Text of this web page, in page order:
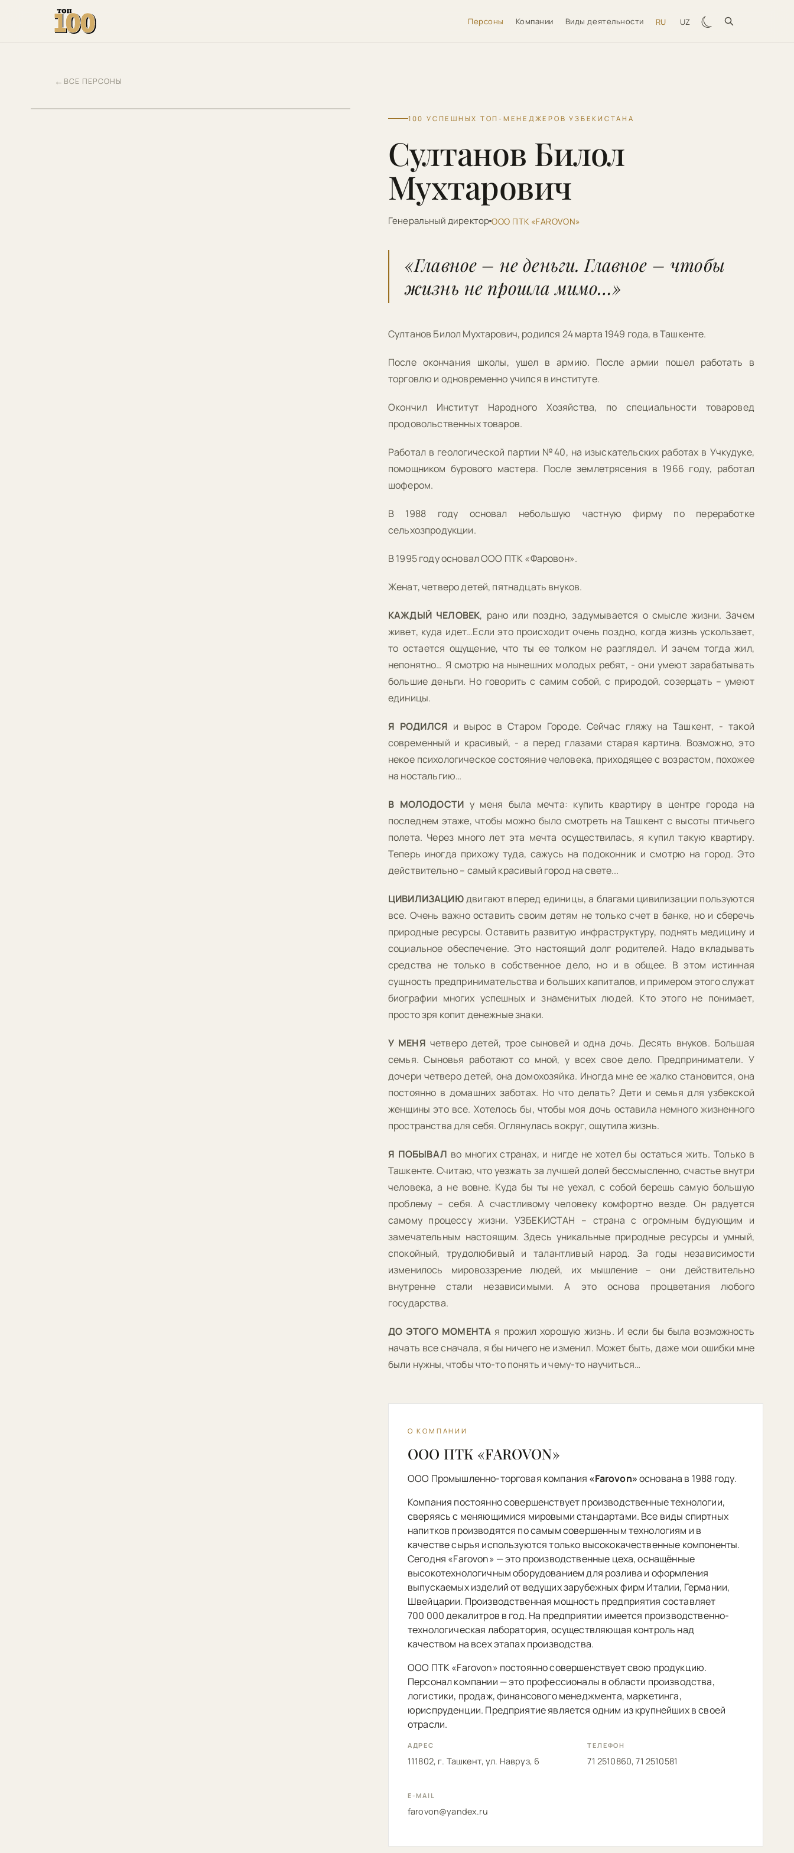
Персоны Компании Виды деятельности RU UZ ☾
← ВСЕ ПЕРСОНЫ
100 УСПЕШНЫХ ТОП-МЕНЕДЖЕРОВ УЗБЕКИСТАНА
Султанов Билол
Мухтарович
Генеральный директор ООО ПТК «FAROVON»
«Главное – не деньги. Главное – чтобы
жизнь не прошла мимо…»
Султанов Билол Мухтарович, родился 24 марта 1949 года, в Ташкенте.
После окончания школы, ушел в армию. После армии пошел работать в
торговлю и одновременно учился в институте.
Окончил Институт Народного Хозяйства, по специальности товаровед
продовольственных товаров.
Работал в геологической партии №40, на изыскательских работах в Учкудуке,
помощником бурового мастера. После землетрясения в 1966 году, работал
шофером.
В 1988 году основал небольшую частную фирму по переработке
сельхозпродукции.
В 1995 году основал ООО ПТК «Фаровон».
Женат, четверо детей, пятнадцать внуков.
КАЖДЫЙ ЧЕЛОВЕК, рано или поздно, задумывается о смысле жизни. Зачем
живет, куда идет…Если это происходит очень поздно, когда жизнь ускользает,
то остается ощущение, что ты ее толком не разглядел. И зачем тогда жил,
непонятно… Я смотрю на нынешних молодых ребят, - они умеют зарабатывать
большие деньги. Но говорить с самим собой, с природой, созерцать – умеют
единицы.
Я РОДИЛСЯ и вырос в Старом Городе. Сейчас гляжу на Ташкент, - такой
современный и красивый, - а перед глазами старая картина. Возможно, это
некое психологическое состояние человека, приходящее с возрастом, похожее
на ностальгию…
В МОЛОДОСТИ у меня была мечта: купить квартиру в центре города на
последнем этаже, чтобы можно было смотреть на Ташкент с высоты птичьего
полета. Через много лет эта мечта осуществилась, я купил такую квартиру.
Теперь иногда прихожу туда, сажусь на подоконник и смотрю на город. Это
действительно – самый красивый город на свете...
ЦИВИЛИЗАЦИЮдвигают вперед единицы, а благами цивилизации пользуются
все. Очень важно оставить своим детям не только счет в банке, но и сберечь
природные ресурсы. Оставить развитую инфраструктуру, поднять медицину и
социальное обеспечение. Это настоящий долг родителей. Надо вкладывать
средства не только в собственное дело, но и в общее. В этом истинная
сущность предпринимательства и больших капиталов, и примером этого служат
биографии многих успешных и знаменитых людей. Кто этого не понимает,
просто зря копит денежные знаки.
У МЕНЯ четверо детей, трое сыновей и одна дочь. Десять внуков. Большая
семья. Сыновья работают со мной, у всех свое дело. Предприниматели. У
дочери четверо детей, она домохозяйка. Иногда мне ее жалко становится, она
постоянно в домашних заботах. Но что делать? Дети и семья для узбекской
женщины это все. Хотелось бы, чтобы моя дочь оставила немного жизненного
пространства для себя. Оглянулась вокруг, ощутила жизнь.
Я ПОБЫВАЛ во многих странах, и нигде не хотел бы остаться жить. Только в
Ташкенте. Считаю, что уезжать за лучшей долей бессмысленно, счастье внутри
человека, а не вовне. Куда бы ты не уехал, с собой берешь самую большую
проблему – себя. А счастливому человеку комфортно везде. Он радуется
самому процессу жизни. УЗБЕКИСТАН – страна с огромным будующим и
замечательным настоящим. Здесь уникальные природные ресурсы и умный,
спокойный, трудолюбивый и талантливый народ. За годы независимости
изменилось мировоззрение людей, их мышление – они действительно
внутренне стали независимыми. А это основа процветания любого
государства.
ДО ЭТОГО МОМЕНТА я прожил хорошую жизнь. И если бы была возможность
начать все сначала, я бы ничего не изменил. Может быть, даже мои ошибки мне
были нужны, чтобы что-то понять и чему-то научиться…
О КОМПАНИИ
ООО ПТК «FAROVON»
ООО Промышленно-торговая компания «Farovon»основана в 1988 году.
Компания постоянно совершенствует производственные технологии,
сверяясь с меняющимися мировыми стандартами. Все виды спиртных
напитков производятся по самым совершенным технологиям и в
качестве сырья используются только высококачественные компоненты.
Сегодня «Farovon» — это производственные цеха, оснащённые
высокотехнологичным оборудованием для розлива и оформления
выпускаемых изделий от ведущих зарубежных фирм Италии, Германии,
Швейцарии. Производственная мощность предприятия составляет
700 000 декалитров в год. На предприятии имеется производственно-
технологическая лаборатория, осуществляющая контроль над
качеством на всех этапах производства.
ООО ПТК «Farovon» постоянно совершенствует свою продукцию.
Персонал компании — это профессионалы в области производства,
логистики, продаж, финансового менеджмента, маркетинга,
юриспруденции. Предприятие является одним из крупнейших в своей
отрасли.
АДРЕС
111802, г. Ташкент, ул. Навруз, 6
ТЕЛЕФОН
71 2510860, 71 2510581
E-MAIL
farovon@yandex.ru